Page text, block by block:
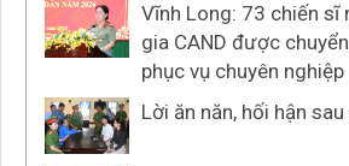
Vĩnh Long: 73 chiến sĩ
gia CAND được
phục vụ chuyên nghiệp
Lời ăn năn, hối hận